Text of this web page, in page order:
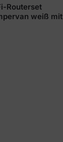
Routerset
weiß mit